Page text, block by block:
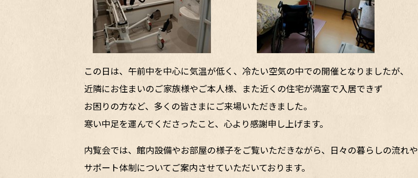
この日は、午前中を中心に気温が低く、冷たい空気の中での開催となりましたが、
近隣にお住まいのご家族様やご本人様、また近くの住宅が満室で入居できず
お困りの方など、多くの皆さまにご来場いただきました。
寒い中足を運んでくださったこと、心より感謝申し上げます。
内覧会では、館内設備やお部屋の様子をご覧いただきながら、日々の暮らしの流れや
サポート体制についてご案内させていただいております。